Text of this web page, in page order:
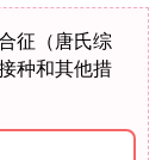
征（唐氏综
种和其他措